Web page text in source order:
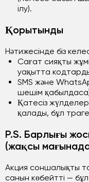
ілу).
Қорытынды
Нәтижесінде біз
Сағат сияқты
уақытта
SMS және
шешім
Қатесіз
қалады, бұл
P.S. Барлығы
(жақсы
Акция соншалықты
санын көбейтті —